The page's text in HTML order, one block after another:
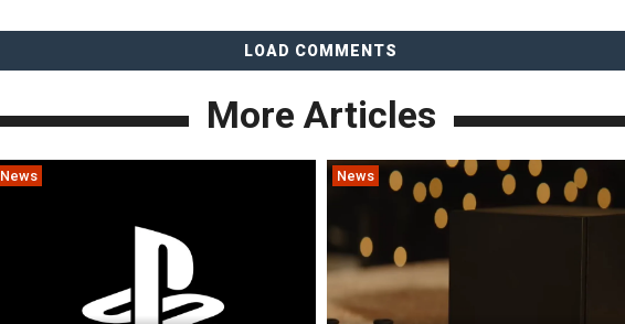
LOAD COMMENTS
More Articles
News News